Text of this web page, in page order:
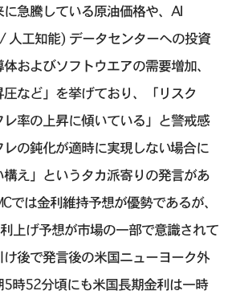
急騰している原油価格や、AI
人工知能) データセンターへの投資
およびソフトウエアの需要増加、
など」を挙げており、「リスク
率の上昇に傾いている」と警戒感
の鈍化が適時に実現し‌ない⁠場合に
え」というタカ派寄りの発言があ
では金利維持予想が優勢であるが、
上げ予想が市場の一部で意識されて
後で発言後の米国ニューヨーク外
時52分頃にも米国長期金利は一時